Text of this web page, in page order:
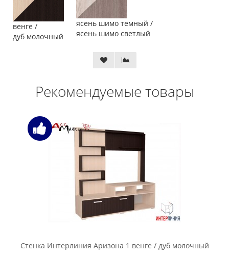
венге /
дуб молочный
ясень шимо темный /
ясень шимо светлый
Рекомендуемые товары
Стенка Интерлиния Аризона 1 венге / дуб молочный